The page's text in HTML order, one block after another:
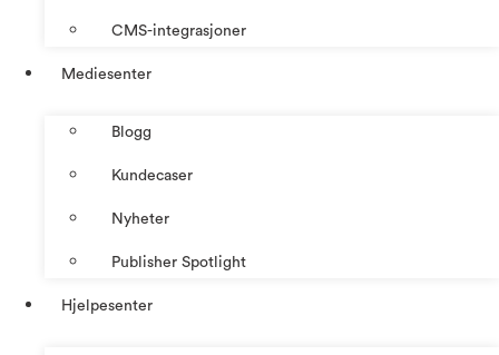
CMS-integrasjoner
Mediesenter
Blogg
Kundecaser
Nyheter
Publisher Spotlight
Hjelpesenter